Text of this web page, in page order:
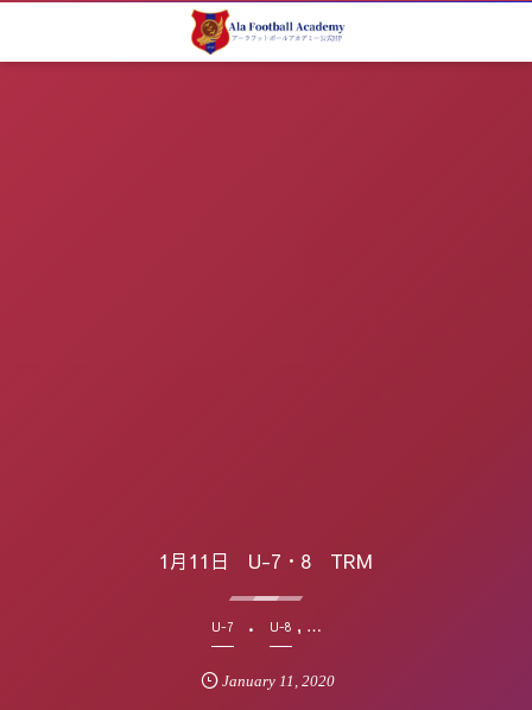
1月11日 U-7・8 TRM
U-7 U-8 , …
January 11 ,2020